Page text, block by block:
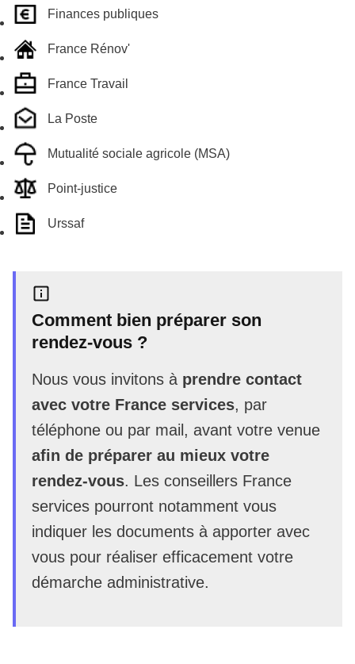
Finances publiques
France Rénov'
France Travail
La Poste
Mutualité sociale agricole (MSA)
Point-justice
Urssaf
Comment bien préparer son
rendez-vous ?
Nous vous invitons à prendre contact
avec votre France services, par
téléphone ou par mail, avant votre venue
afin de préparer au mieux votre
rendez-vous. Les conseillers France
services pourront notamment vous
indiquer les documents à apporter avec
vous pour réaliser efficacement votre
démarche administrative.